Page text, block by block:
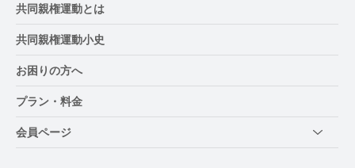
共同親権運動とは
共同親権運動小史
お困りの方へ
プラン・料金
会員ページ